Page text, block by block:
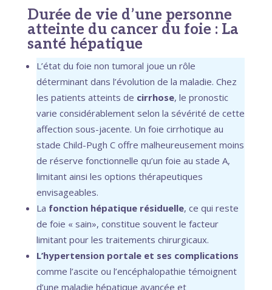
Durée de vie d’une personne
atteinte du cancer du foie : La
santé hépatique
L’état du foie non tumoral joue un rôle
déterminant dans l’évolution de la maladie. Chez
les patients atteints de cirrhose, le pronostic
varie considérablement selon la sévérité de cette
affection sous-jacente. Un foie cirrhotique au
stade Child-Pugh C offre malheureusement moins
de réserve fonctionnelle qu’un foie au stade A,
limitant ainsi les options thérapeutiques
envisageables.
La fonction hépatique résiduelle, ce qui reste
de foie « sain», constitue souvent le facteur
limitant pour les traitements chirurgicaux.
L’hypertension portale et ses complications
comme l’ascite ou l’encéphalopathie témoignent
d’une maladie hépatique avancée et